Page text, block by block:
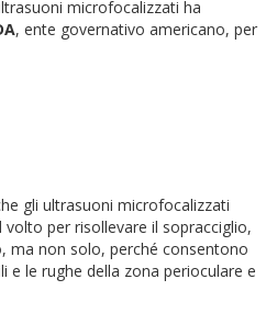
microfocalizzati ha
, ente governativo americano, per
gli ultrasuoni microfocalizzati
per risollevare il sopracciglio,
ma non solo, perché consentono
e le rughe della zona perioculare e